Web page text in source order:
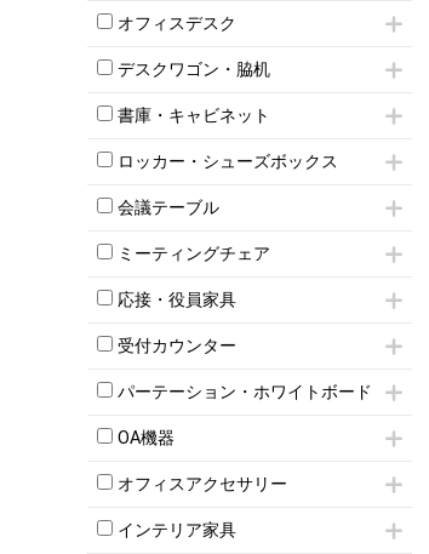
肘付きチェア
肘無しチェア
役員チェア
オフィスチェアその他
オフィスデスク
片袖机
フリーアドレスデスク（ベンチデスク）
昇降デスク
両袖机
デスクワゴン・脇机
インワゴン2段
インワゴン3段
脇机
書庫・キャビネット
ハイキャビネット
ローキャビネット
両開きキャビネット
上下連結キャビネット
軽量ラック（スチールラック）
収納家具その他
オープン書庫
両開書庫
引き違い書庫
ロッカー・シューズボックス
1人用ロッカー
2人用ロッカー
3人用ロッカー
5人用ロッカー
8人用ロッカー
多人数ロッカー
シリンダー錠ロッカー
ダイヤル錠ロッカー
ボタン錠ロッカー
シューズロッカー・下駄箱
会議テーブル
ミーティングテーブル
スタッキングテーブル
ネスティングテーブル
カウンターテーブル
T字脚テーブル
会議テーブルW1200～
会議テーブルW1800～
折りたたみ会議テーブル
ミーティングチェア
キャスター付きミーティングチェア
スタッキングミーティングチェア
テーブル付きミーティングチェア
折りたたみミーティングチェア
ハイチェア
ミーティングチェアその他
応接・役員家具
応接セット
応接ソファ
応接チェア
応接・役員家具その他
受付カウンター
ハイカウンター
ローカウンター
ラウンジカウンター
パーテーション・ホワイトボード
パーテーション
自立タイプパーテーション
パーテーションその他
壁掛けホワイトボード
OA機器
iPad
電話機（ビジネスフォン）
シュレッダー
オフィスアクセサリー
チェア用台車
演台・講演台・演説台
インテリア家具